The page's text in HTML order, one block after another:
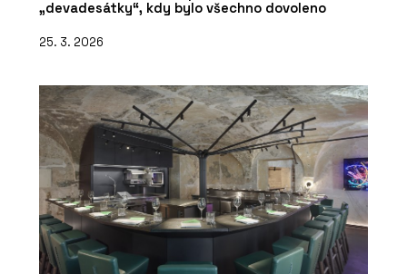
„devadesátky“, kdy bylo všechno dovoleno
25. 3. 2026